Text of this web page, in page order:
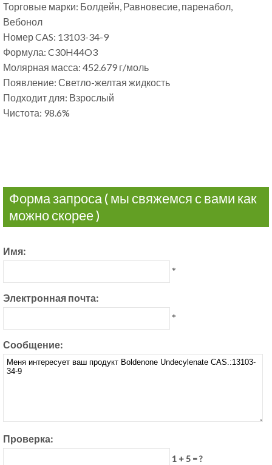
Торговые марки: Болдейн, Равновесие, паренабол,
Вебонол
Номер CAS: 13103-34-9
Формула: C30H44O3
Молярная масса: 452.679 г/моль
Появление: Светло-желтая жидкость
Подходит для: Взрослый
Чистота: 98.6%
Форма запроса ( мы свяжемся с вами как
можно скорее )
Имя:
*
Электронная почта:
*
Сообщение:
Проверка:
1 + 5 = ?